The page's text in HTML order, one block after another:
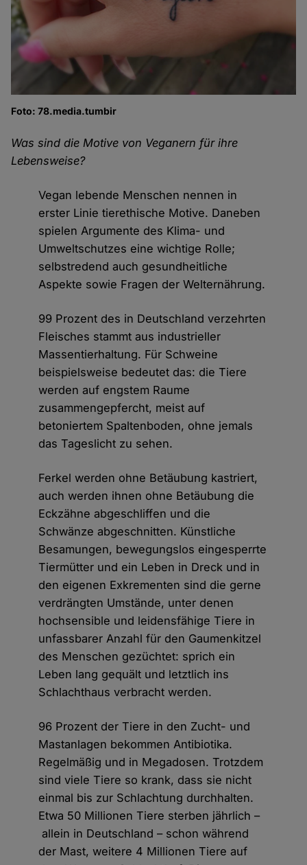
Foto: 78.media.tumbir
Was sind die Motive von Veganern für ihre
Lebensweise?
Vegan lebende Menschen nennen in
erster Linie tierethische Motive. Daneben
spielen Argumente des Klima- und
Umweltschutzes eine wichtige Rolle;
selbstredend auch gesundheitliche
Aspekte sowie Fragen der Welternährung.
99 Prozent des in Deutschland verzehrten
Fleisches stammt aus industrieller
Massentierhaltung. Für Schweine
beispielsweise bedeutet das: die Tiere
werden auf engstem Raume
zusammengepfercht, meist auf
betoniertem Spaltenboden, ohne jemals
das Tageslicht zu sehen.
Ferkel werden ohne Betäubung kastriert,
auch werden ihnen ohne Betäubung die
Eckzähne abgeschliffen und die
Schwänze abgeschnitten. Künstliche
Besamungen, bewegungslos eingesperrte
Tiermütter und ein Leben in Dreck und in
den eigenen Exkrementen sind die gerne
verdrängten Umstände, unter denen
hochsensible und leidensfähige Tiere in
unfassbarer Anzahl für den Gaumenkitzel
des Menschen gezüchtet: sprich ein
Leben lang gequält und letztlich ins
Schlachthaus verbracht werden.
96 Prozent der Tiere in den Zucht- und
Mastanlagen bekommen Antibiotika.
Regelmäßig und in Megadosen. Trotzdem
sind viele Tiere so krank, dass sie nicht
einmal bis zur Schlachtung durchhalten.
Etwa 50 Millionen Tiere sterben jährlich –
allein in Deutschland – schon während
der Mast, weitere 4 Millionen Tiere auf